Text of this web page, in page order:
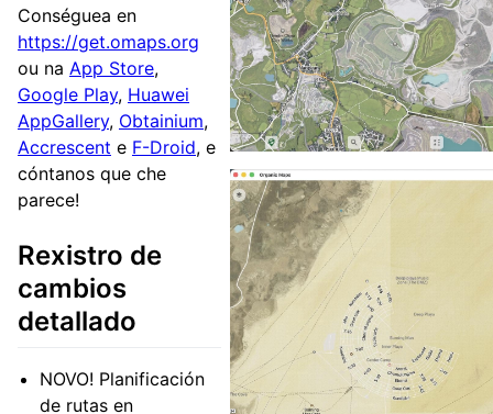
Conséguea en
https://get.omaps.org
ou na App Store,
Google Play, Huawei
AppGallery, Obtainium,
Accrescent e F-Droid, e
cóntanos que che
parece!
Rexistro de
cambios
detallado
NOVO! Planificación
de rutas en